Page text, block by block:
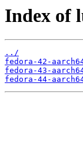
Index of
../
fedora-42-
fedora-43-
fedora-44-